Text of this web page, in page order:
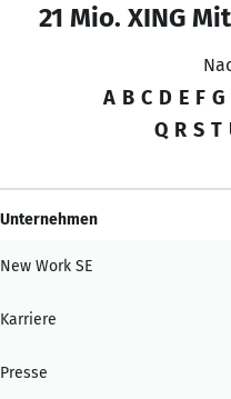
21 Mio. XING
A B C D E F G
Q R S T
Unternehmen
New Work SE
Karriere
Presse